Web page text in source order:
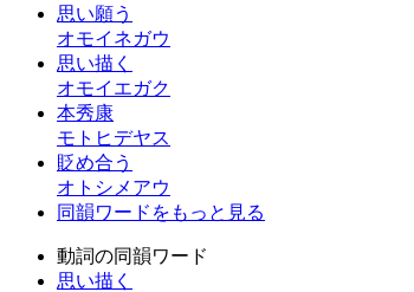
思い願う
オモイネガウ
思い描く
オモイエガク
本秀康
モトヒデヤス
貶め合う
オトシメアウ
同韻ワードをもっと見る
動詞の同韻ワード
思い描く